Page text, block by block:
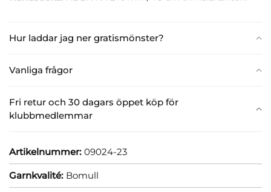
Hur laddar jag ner gratismönster?
Vanliga frågor
Fri retur och 30 dagars öppet köp för
klubbmedlemmar
Artikelnummer: 09024-23
Garnkvalité: Bomull